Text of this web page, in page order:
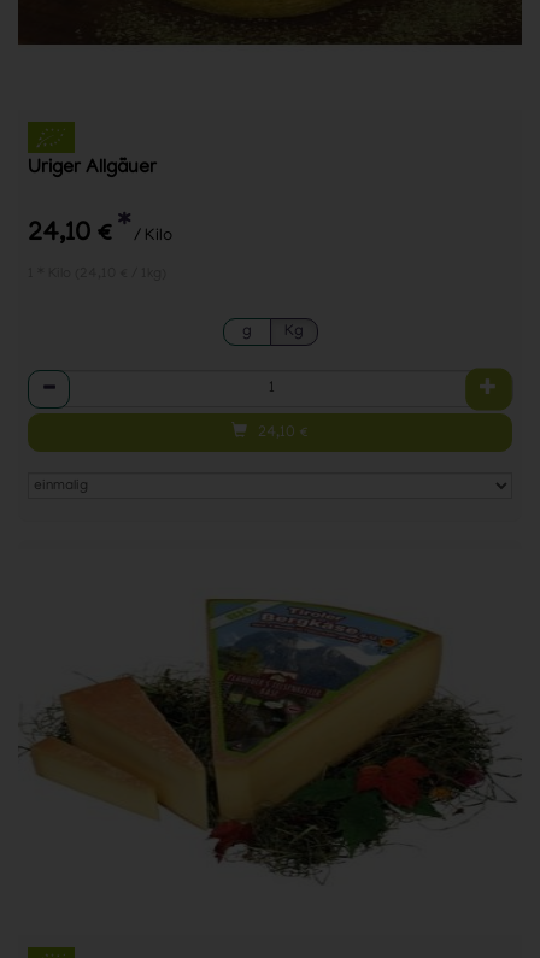
Uriger Allgäuer
24,10 € * / Kilo
g Kg
Anzahl
24,10 €